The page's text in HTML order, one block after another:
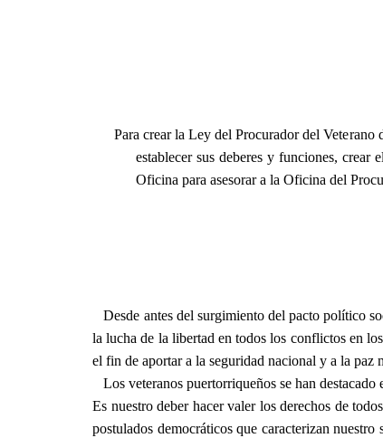
Para crear la Ley del Procurador del
establecer sus deberes y funciones, crear
Oficina para asesorar a la Oficina del
Desde antes del surgimiento del pacto político
la lucha de la libertad en todos los conflictos en
el fin de aportar a la seguridad nacional y a la paz
Los veteranos puertorriqueños se han
Es nuestro deber hacer valer los derechos de
postulados democráticos que caracterizan